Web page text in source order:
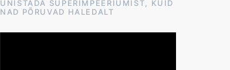
UNISTADA SUPERIMPEERIUMIST, KUID
NAD PÕRUVAD HALEDALT